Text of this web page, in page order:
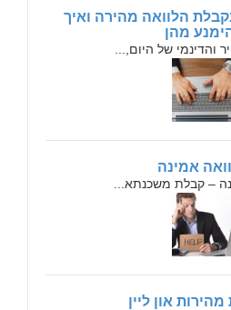
בקבלת הלוואה מהירה ואיך
מהן
והדינמי של היום,...
אמינה
– קבלת משכנתא...
מהירות און ליין